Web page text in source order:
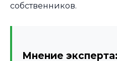
собственников.
Мнение эксперта: